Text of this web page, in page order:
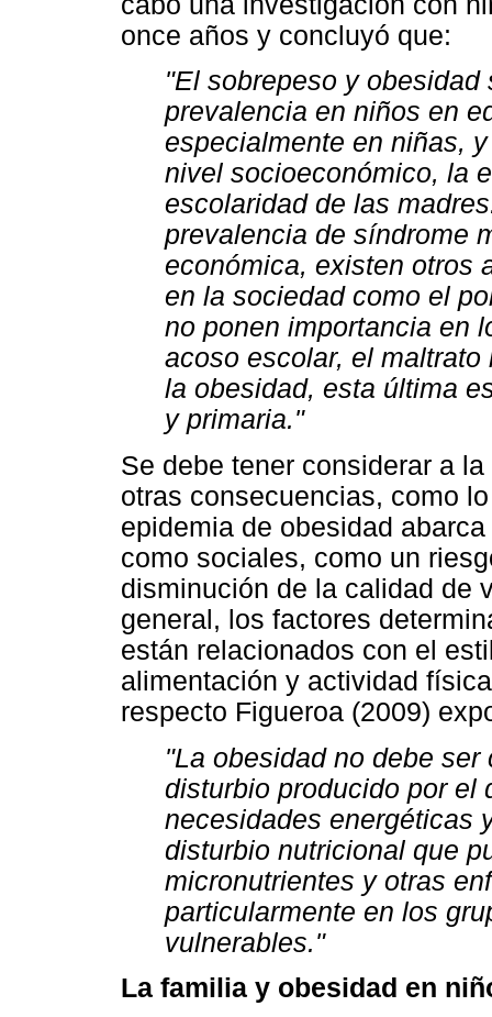
once años y concluyó que:
"El sobrepeso y
prevalencia en niños en
especialmente en niñas,
nivel socioeconómico, la
escolaridad de las
prevalencia de síndrome
económica, existen otros
en la sociedad como el
no ponen importancia en
acoso escolar, el
la obesidad, esta última
y primaria."
Se debe tener considerar a
otras consecuencias, como
epidemia de obesidad
como sociales, como un
disminución de la calidad de
general, los factores
están relacionados con el
alimentación y actividad
respecto Figueroa (2009)
"La obesidad no debe
disturbio producido por el
necesidades energéticas
disturbio nutricional que
micronutrientes y otras
particularmente en los
vulnerables."
La familia y obesidad en